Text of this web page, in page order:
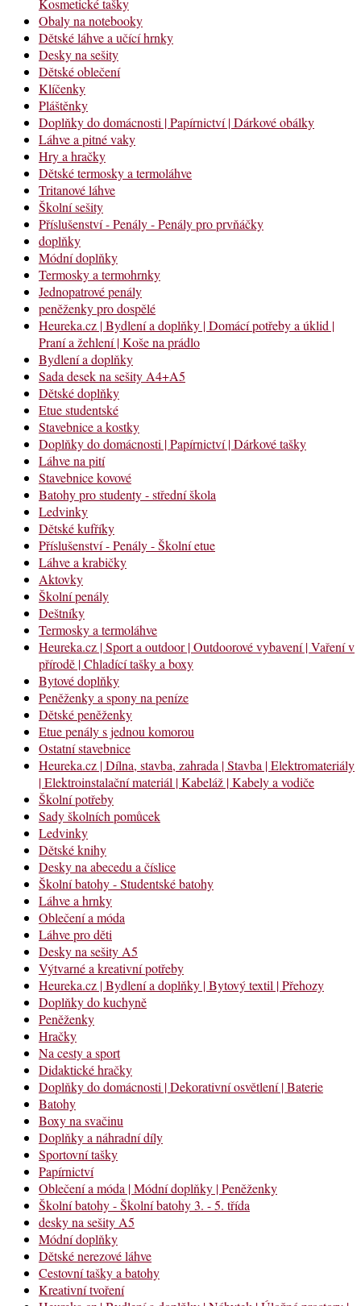
Obaly na notebooky
Dětské láhve a učící hrnky
Desky na sešity
Dětské oblečení
Klíčenky
Pláštěnky
Doplňky do domácnosti | Papírnictví | Dárkové obálky
Láhve a pitné vaky
Hry a hračky
Dětské termosky a termoláhve
Tritanové láhve
Školní sešity
Příslušenství - Penály - Penály pro prvňáčky
doplňky
Módní doplňky
Termosky a termohrnky
Jednopatrové penály
peněženky pro dospělé
Heureka.cz | Bydlení a doplňky | Domácí potřeby a úklid |
Praní a žehlení | Koše na prádlo
Bydlení a doplňky
Sada desek na sešity A4+A5
Dětské doplňky
Etue studentské
Stavebnice a kostky
Doplňky do domácnosti | Papírnictví | Dárkové tašky
Láhve na pití
Stavebnice kovové
Batohy pro studenty - střední škola
Ledvinky
Dětské kufříky
Příslušenství - Penály - Školní etue
Láhve a krabičky
Aktovky
Školní penály
Deštníky
Termosky a termoláhve
Heureka.cz | Sport a outdoor | Outdoorové vybavení | Vaření v
přírodě | Chladící tašky a boxy
Bytové doplňky
Peněženky a spony na peníze
Dětské peněženky
Etue penály s jednou komorou
Ostatní stavebnice
Heureka.cz | Dílna, stavba, zahrada | Stavba | Elektromateriály
| Elektroinstalační materiál | Kabeláž | Kabely a vodiče
Školní potřeby
Sady školních pomůcek
Ledvinky
Dětské knihy
Desky na abecedu a číslice
Školní batohy - Studentské batohy
Láhve a hrnky
Oblečení a móda
Láhve pro děti
Desky na sešity A5
Výtvarné a kreativní potřeby
Heureka.cz | Bydlení a doplňky | Bytový textil | Přehozy
Doplňky do kuchyně
Peněženky
Hračky
Na cesty a sport
Didaktické hračky
Doplňky do domácnosti | Dekorativní osvětlení | Baterie
Batohy
Boxy na svačinu
Doplňky a náhradní díly
Sportovní tašky
Papírnictví
Oblečení a móda | Módní doplňky | Peněženky
Školní batohy - Školní batohy 3. - 5. třída
desky na sešity A5
Módní doplňky
Dětské nerezové láhve
Cestovní tašky a batohy
Kreativní tvoření